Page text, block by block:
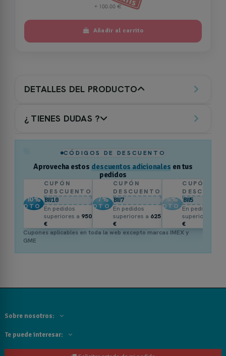
Añadir al carrito
DETALLES DEL PRODUCTO
¿ TIENES DUDAS ?
CÓDIGOS DE DESCUENTO
Aprovecha estos descuentos adicionales en tus
pedidos
10%
DTO.
CUPÓN
DESCUENTO
BW10
En pedidos
superiores a 950
€
7%
DTO.
CUPÓN
DESCUENTO
BW7
En pedidos
superiores a 625
€
5%
DTO.
CUPÓN
BW5
En pedidos
superiores a
€
Cupones aplicables en toda la web excepto marcas IMEX y
GME
Sobre nosotros:
Te puede interesar: